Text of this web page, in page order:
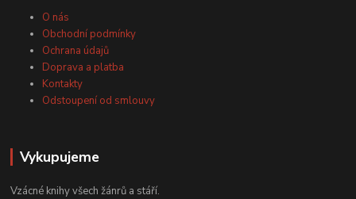
O nás
Obchodní podmínky
Ochrana údajů
Doprava a platba
Kontakty
Odstoupení od smlouvy
Vykupujeme
Vzácné knihy všech žánrů a stáří.